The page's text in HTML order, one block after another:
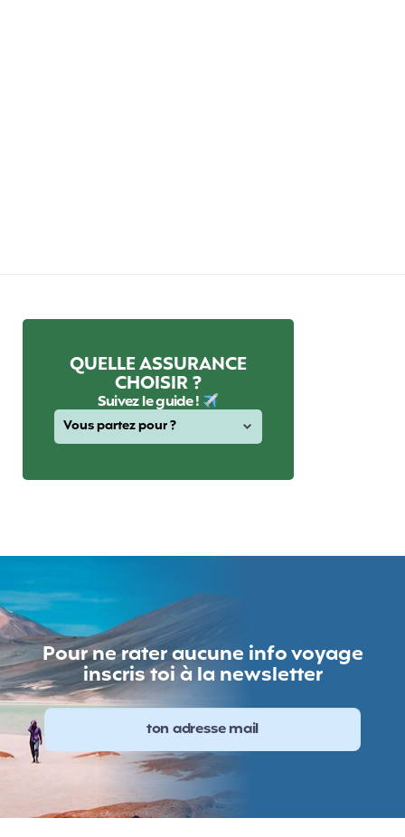
QUELLE ASSURANCE
CHOISIR ?
Suivez le guide !
Pour ne rater aucune info voyage
inscris toi à la newsletter